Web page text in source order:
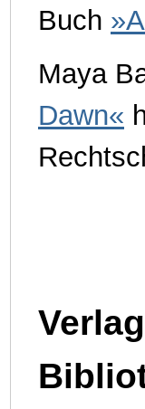
Buch
Maya
Dawn«